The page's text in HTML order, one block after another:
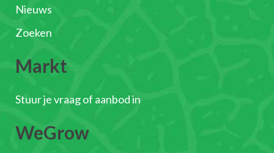
Nieuws
Zoeken
Markt
Stuur je vraag of aanbod in
WeGrow